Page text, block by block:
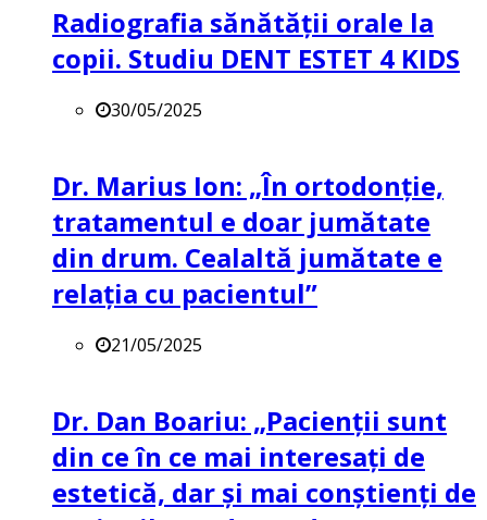
Radiografia sănătății orale la
copii. Studiu DENT ESTET 4 KIDS
30/05/2025
Dr. Marius Ion: „În ortodonție,
tratamentul e doar jumătate
din drum. Cealaltă jumătate e
relația cu pacientul”
21/05/2025
Dr. Dan Boariu: „Pacienții sunt
din ce în ce mai interesați de
estetică, dar și mai conștienți de